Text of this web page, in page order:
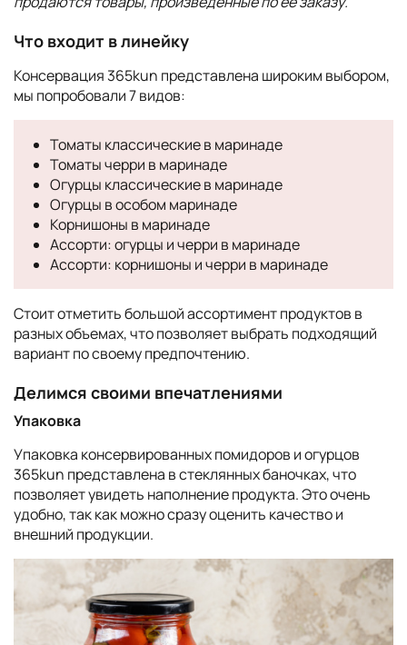
Что входит в линейку
Консервация 365kun представлена широким выбором,
мы попробовали 7 видов:
Томаты классические в маринаде
Томаты черри в маринаде
Огурцы классические в маринаде
Огурцы в особом маринаде
Корнишоны в маринаде
Ассорти: огурцы и черри в маринаде
Ассорти: корнишоны и черри в маринаде
Стоит отметить большой ассортимент продуктов в
разных объемах, что позволяет выбрать подходящий
вариант по своему предпочтению.
Делимся своими впечатлениями
Упаковка
Упаковка консервированных помидоров и огурцов
365kun представлена в стеклянных баночках, что
позволяет увидеть наполнение продукта. Это очень
удобно, так как можно сразу оценить качество и
внешний продукции.